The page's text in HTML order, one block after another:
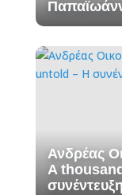
Ανδρέας
A
συνέντευξη